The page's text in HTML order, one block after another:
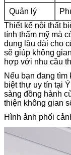
Quản lý
Thiết kế nội thất
tính thẩm mỹ mà
dụng lâu dài cho
sẽ giúp không
hợp với nhu cầu
Nếu bạn đang tìm
biệt thự uy tín tại
sàng đồng hành
thiện không gian
Hình ảnh phối